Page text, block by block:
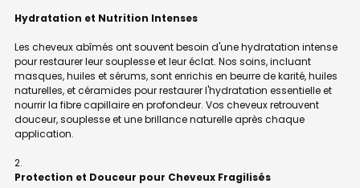
Hydratation et Nutrition Intenses
Les cheveux abîmés ont souvent besoin d'une hydratation intense
pour restaurer leur souplesse et leur éclat. Nos soins, incluant
masques, huiles et sérums, sont enrichis en beurre de karité, huiles
naturelles, et céramides pour restaurer l'hydratation essentielle et
nourrir la fibre capillaire en profondeur. Vos cheveux retrouvent
douceur, souplesse et une brillance naturelle après chaque
application.
Protection et Douceur pour Cheveux Fragilisés